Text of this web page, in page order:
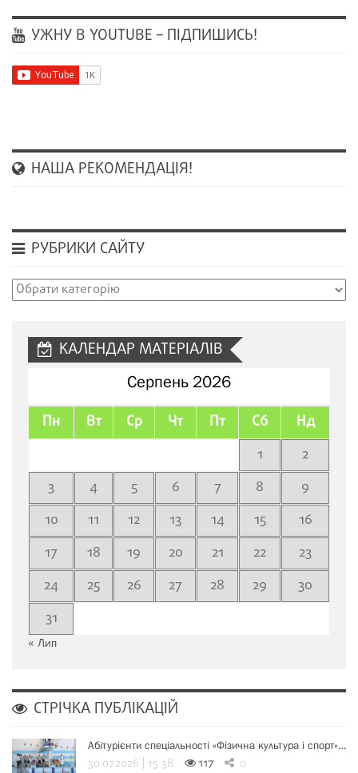
УЖНУ В YOUTUBE – ПІДПИШИСЬ!
НАША РЕКОМЕНДАЦІЯ!
РУБРИКИ САЙТУ
Рубрики
КАЛЕНДАР МАТЕРІАЛІВ
Серпень 2026
Пн Вт Ср Чт Пт Сб Нд
1
2
3
4 5 6 7 8
9
10
11 12 13 14 15
16
17
18 19 20 21 22
23
24
25 26 27 28 29
30
31
« Лип
СТРІЧКА ПУБЛІКАЦІЙ
Абітурієнти спеціальності «Фізична культура і спорт»…
30.07.2026 | 15:38 117 0